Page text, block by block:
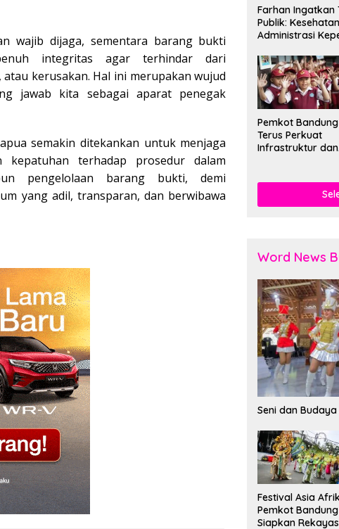
wajib dijaga, sementara barang bukti
integritas agar terhindar dari
kerusakan. Hal ini merupakan wujud
jawab kita sebagai aparat penegak
semakin ditekankan untuk menjaga
kepatuhan terhadap prosedur dalam
pengelolaan barang bukti, demi
yang adil, transparan, dan berwibawa
Farhan Ingatkan
Publik:
Administrasi
Pemkot Bandung
Terus Perkuat
Infrastruktur dan
Word News
Seni dan
Festival Asia
Pemkot Bandung
Siapkan